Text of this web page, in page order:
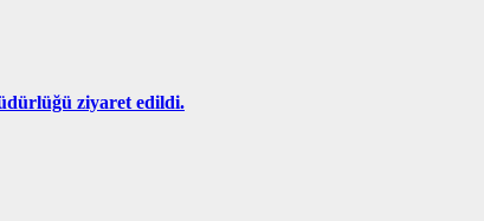
ziyaret edildi.